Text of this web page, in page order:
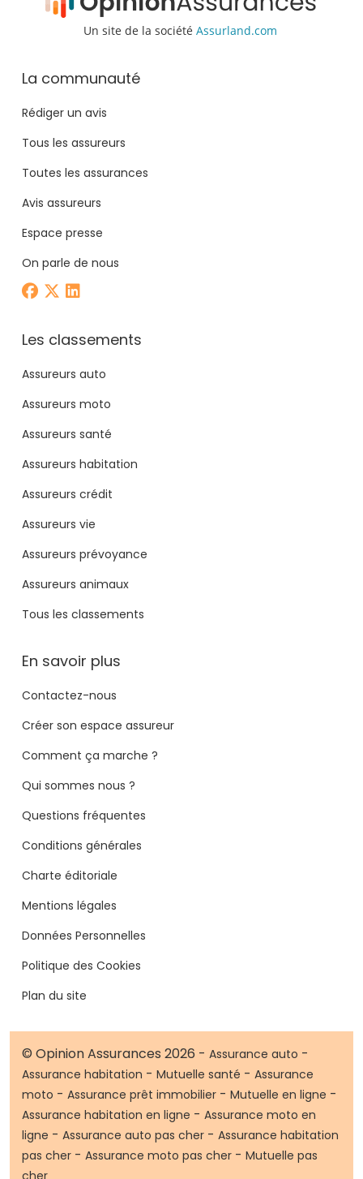
Un site de la société Assurland.com
La communauté
Rédiger un avis
Tous les assureurs
Toutes les assurances
Avis assureurs
Espace presse
On parle de nous
Les classements
Assureurs auto
Assureurs moto
Assureurs santé
Assureurs habitation
Assureurs crédit
Assureurs vie
Assureurs prévoyance
Assureurs animaux
Tous les classements
En savoir plus
Contactez-nous
Créer son espace assureur
Comment ça marche ?
Qui sommes nous ?
Questions fréquentes
Conditions générales
Charte éditoriale
Mentions légales
Données Personnelles
Politique des Cookies
Plan du site
© Opinion Assurances 2026 - Assurance auto -
Assurance habitation - Mutuelle santé - Assurance
moto - Assurance prêt immobilier - Mutuelle en ligne -
Assurance habitation en ligne - Assurance moto en
ligne - Assurance auto pas cher - Assurance habitation
pas cher - Assurance moto pas cher - Mutuelle pas
cher